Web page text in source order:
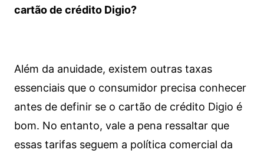
cartão de crédito Digio?
Além da anuidade, existem outras taxas
essenciais que o consumidor precisa conhecer
antes de definir se o cartão de crédito Digio é
bom. No entanto, vale a pena ressaltar que
essas tarifas seguem a política comercial da